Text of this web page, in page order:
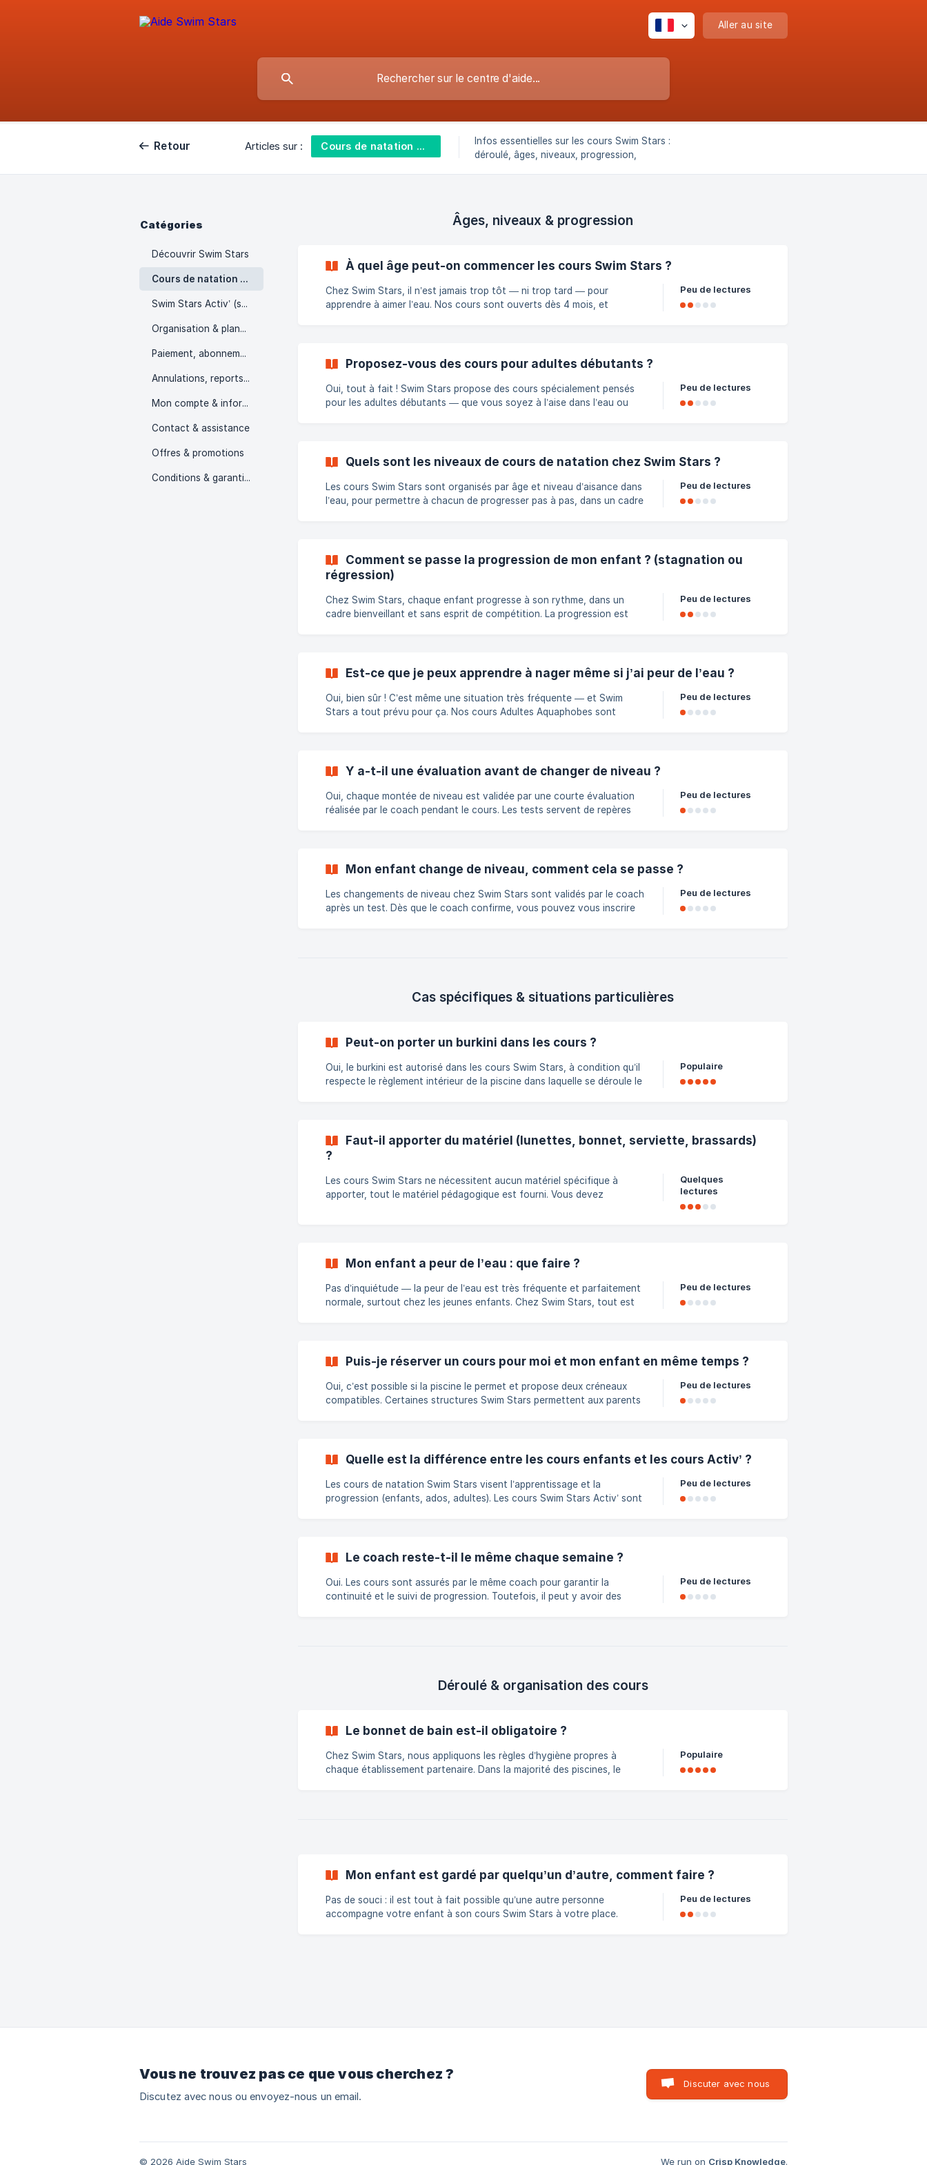
Aller au site
Retour Articles sur : Cours de natation Swim Stars
Infos essentielles sur les cours Swim Stars :
déroulé, âges, niveaux, progression,
Catégories
Découvrir Swim Stars
Cours de natation Swim Stars
Swim Stars Activ’ (santé & bien-être)
Organisation & planning des cours
Paiement, abonnements & packs
Annulations, reports & remboursements
Mon compte & informations personnelles
Contact & assistance
Offres & promotions
Conditions & garanties
Âges, niveaux & progression
À quel âge peut-on commencer les cours Swim Stars ?
Chez Swim Stars, il n’est jamais trop tôt — ni trop tard — pour
apprendre à aimer l’eau. Nos cours sont ouverts dès 4 mois, et
confiance. 👶 Dès 4 mois : les cours Bébé Nageur Les tout-petits
peuvent commencer dès 4 mois, dans notre programme Les Gardiens
des Océans. Ces séances son
Peu de lectures
Proposez-vous des cours pour adultes débutants ?
Oui, tout à fait ! Swim Stars propose des cours spécialement pensés
pour les adultes débutants — que vous soyez à l’aise dans l’eau ou
particulière de l’eau. Il s’agit de la première étape pour acquérir les
Peu de lectures
Quels sont les niveaux de cours de natation chez Swim Stars ?
Les cours Swim Stars sont organisés par âge et niveau d’aisance dans
l’eau, pour permettre à chacun de progresser pas à pas, dans un cadre
de l’eau avec leurs parents, dans une ambiance ludique et sécurisée. 🐬
AutoRescue (3 à 4 ans) Objectif : savoir se sau
Peu de lectures
Comment se passe la progression de mon enfant ? (stagnation ou
régression)
Chez Swim Stars, chaque enfant progresse à son rythme, dans un
cadre bienveillant et sans esprit de compétition. La progression est
travaillées à chaque séance et réalisent un débrief personnalisé à la fin
du cours. Chaque objectif validé correspond à une étape franchie
dans le pa
Peu de lectures
Est-ce que je peux apprendre à nager même si j’ai peur de l’eau ?
Oui, bien sûr ! C’est même une situation très fréquente — et Swim
Stars a tout prévu pour ça. Nos cours Adultes Aquaphobes sont
tête sous l’eau. On commence souvent au bord du bassin, avec des
exercices simples de respiration, flottaison et relâchement. Le coach
prend le tem
Peu de lectures
Y a-t-il une évaluation avant de changer de niveau ?
Oui, chaque montée de niveau est validée par une courte évaluation
réalisée par le coach pendant le cours. Les tests servent de repères
Peu de lectures
Mon enfant change de niveau, comment cela se passe ?
Les changements de niveau chez Swim Stars sont validés par le coach
après un test. Dès que le coach confirme, vous pouvez vous inscrire
Peu de lectures
Cas spécifiques & situations particulières
Peut-on porter un burkini dans les cours ?
Oui, le burkini est autorisé dans les cours Swim Stars, à condition qu’il
respecte le règlement intérieur de la piscine dans laquelle se déroule le
téléphone ou via sa page) avant votre venue. Vous êtes invité à
prendre contact directement par téléphone avec le service client de la
Populaire
Faut-il apporter du matériel (lunettes, bonnet, serviette, brassards)
?
Les cours Swim Stars ne nécessitent aucun matériel spécifique à
apporter, tout le matériel pédagogique est fourni. Vous devez
Quelques
lectures
Mon enfant a peur de l’eau : que faire ?
Pas d’inquiétude — la peur de l’eau est très fréquente et parfaitement
normale, surtout chez les jeunes enfants. Chez Swim Stars, tout est
: elle change les sensations, les sons, la respiration et le repère
corporel. Certains enfants ont vécu une mauvaise expérience
(éclabous
Peu de lectures
Puis-je réserver un cours pour moi et mon enfant en même temps ?
Oui, c’est possible si la piscine le permet et propose deux créneaux
compatibles. Certaines structures Swim Stars permettent aux parents
comptes créés, vous pouvez choisir les créneaux horaires compatibles
Stars ou depu
Peu de lectures
Quelle est la différence entre les cours enfants et les cours Activ’ ?
Les cours de natation Swim Stars visent l’apprentissage et la
progression (enfants, ados, adultes). Les cours Swim Stars Activ’ sont
Peu de lectures
Le coach reste-t-il le même chaque semaine ?
Oui. Les cours sont assurés par le même coach pour garantir la
continuité et le suivi de progression. Toutefois, il peut y avoir des
Peu de lectures
Déroulé & organisation des cours
Le bonnet de bain est-il obligatoire ?
Chez Swim Stars, nous appliquons les règles d’hygiène propres à
chaque établissement partenaire. Dans la majorité des piscines, le
Populaire
Mon enfant est gardé par quelqu’un d’autre, comment faire ?
Pas de souci : il est tout à fait possible qu’une autre personne
accompagne votre enfant à son cours Swim Stars à votre place.
Peu de lectures
Vous ne trouvez pas ce que vous cherchez ?
Discutez avec nous ou envoyez-nous un email.
Discuter avec nous
© 2026 Aide Swim Stars We run on Crisp Knowledge.